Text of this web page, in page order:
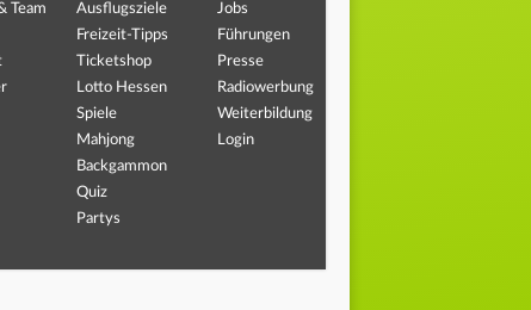
Team
Ausflugsziele
Freizeit-Tipps
Ticketshop
Lotto Hessen
Spiele
Mahjong
Backgammon
Quiz
Partys
Jobs
Führungen
Presse
Radiowerbung
Weiterbildung
Login